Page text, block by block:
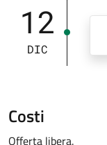
12
DIC
Costi
Offerta libera.